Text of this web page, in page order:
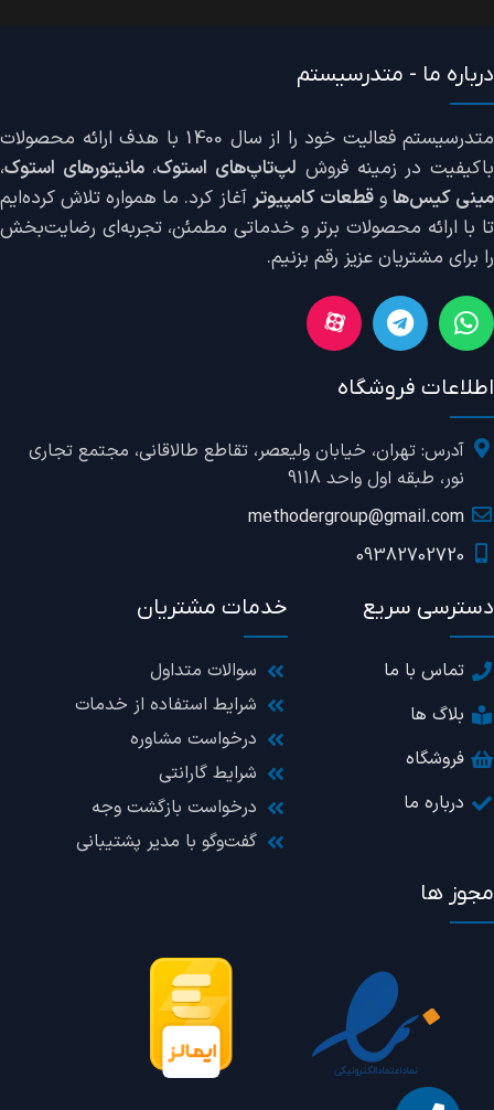
درباره ما - متدرسیستم
متدرسیستم فعالیت خود را از سال 1400 با هدف ارائه محصولات
باکیفیت در زمینه فروش لپ‌تاپ‌های استوک،مانیتورهای استوک،
مینی کیس‌هاوقطعات کامپیوترآغاز کرد. ما همواره تلاش کرده‌ایم
تا با ارائه محصولات برتر و خدماتی مطمئن، تجربه‌ای رضایت‌بخش
را برای مشتریان عزیز رقم بزنیم.
اطلاعات فروشگاه
آدرس: تهران، خیابان ولیعصر، تقاطع طالاقانی، مجتمع تجاری
نور، طبقه اول واحد 9118
methodergroup@gmail.com
09382702720
دسترسی سریع
تماس با ما
بلاگ ها
فروشگاه
درباره ما
خدمات مشتریان
سوالات متداول
شرایط استفاده از خدمات
درخواست مشاوره
شرایط گارانتی
درخواست بازگشت وجه
گفت‌وگو با مدیر پشتیبانی
مجوز ها